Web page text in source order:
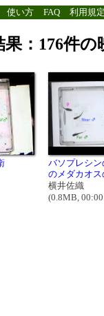
使い方 FAQ 利用規定
果：176件
バソプレシ
のメダカオス
横井佐織
(0.8MB,